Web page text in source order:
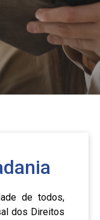
de todos,
dos Direitos